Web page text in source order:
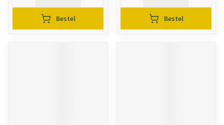
Bestel Bestel